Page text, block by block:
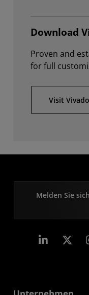
Download
Proven and
for full
Visit
Melden Sie